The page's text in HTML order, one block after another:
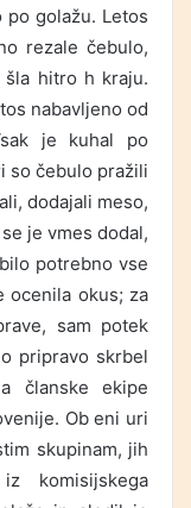
golažu. Letos
rezale čebulo,
šla hitro h kraju.
nabavljeno od
je kuhal po
so čebulo pražili
dodajali meso,
je vmes dodal,
potrebno vse
ocenila okus; za
sam potek
pripravo skrbel
članske ekipe
Ob eni uri
skupinam, jih
komisijskega